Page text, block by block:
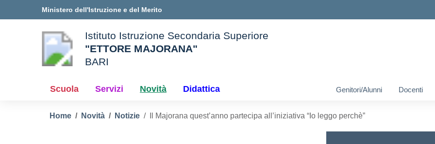
Ministero dell'Istruzione e del Merito
scuola
Istituto Istruzione Secondaria Superiore
"ETTORE MAJORANA"
BARI
Scuola Servizi Novità Didattica Genitori/Alunni Docenti
Home Novità Notizie Il Majorana quest’anno partecipa all’iniziativa “Io leggo perchè”